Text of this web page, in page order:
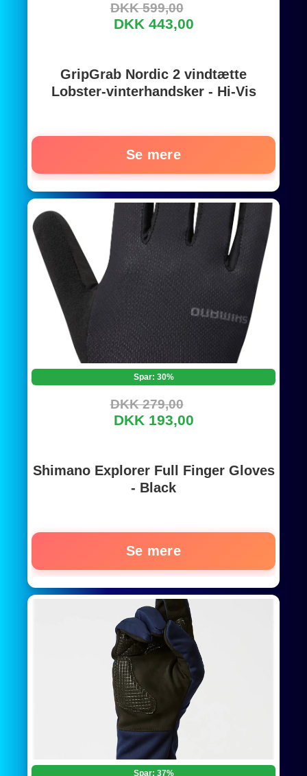
DKK 599,00
DKK 443,00
GripGrab Nordic 2 vindtætte
Lobster-vinterhandsker - Hi-Vis
Se mere
Spar: 30%
DKK 279,00
DKK 193,00
Shimano Explorer Full Finger Gloves
- Black
Se mere
Spar: 37%